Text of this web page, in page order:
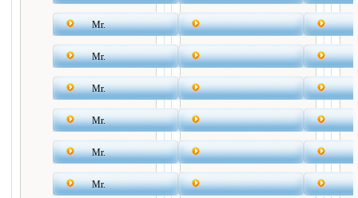
Mr.
Mr.
Mr.
Mr.
Mr.
Mr.